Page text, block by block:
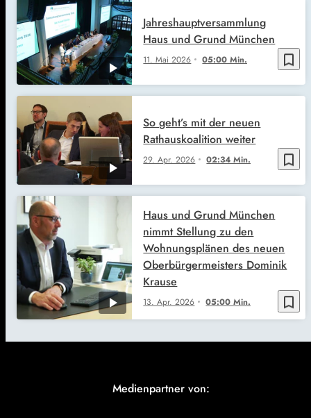
bookmark_border
11. Mai 2026 05:00 Min.
Jahreshauptversammlung
Haus und Grund München
bookmark_border
29. Apr. 2026 02:34 Min.
So geht’s mit der neuen
Rathauskoalition weiter
bookmark_border
13. Apr. 2026 05:00 Min.
Haus und Grund München
nimmt Stellung zu den
Wohnungsplänen des neuen
Oberbürgermeisters Dominik
Krause
Medienpartner von: